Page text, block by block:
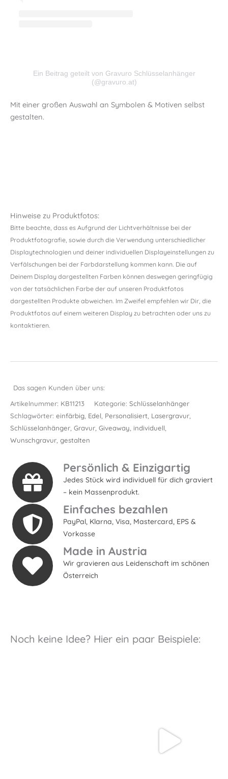
Ein Beitrag geteilt von Gravuro Schlüsselanhänger
(@gravuro.at)
Mit einer großen Auswahl an Symbolen & Motiven selbst
gestalten.
Hinweise zu Produktfotos:
Bitte beachte, dass es Aufgrund der Lichtverhältnisse bei der
Produktfotografie, sowie durch die Verwendung unterschiedlicher
Displaytechnologien und deiner individuellen Displayeinstellungen zu
Verfälschungen bei der Farbdarstellung kommen kann. Die auf
Deinem Display dargestellten Farben können deswegen geringfügig
von der tatsächlichen Farbe der auf unseren Produktfotos
dargestellten Produkte abweichen. Im Zweifel empfehlen wir Dir, die
Produktfotos auf einem weiteren Display zu betrachten oder uns zu
kontaktieren.
Das sagen Kunden über uns:
Artikelnummer: KB11213 Kategorie: Schlüsselanhänger
Schlagwörter: einfärbig Edel Personalisiert Lasergravur
Schlüsselanhänger Gravur Giveaway individuell
Wunschgravur gestalten
Persönlich & Einzigartig
Jedes Stück wird individuell für dich graviert
– kein Massenprodukt.
Einfaches bezahlen
PayPal, Klarna, Visa, Mastercard, EPS &
Vorkasse
Made in Austria
Wir gravieren aus Leidenschaft im schönen
Österreich
Noch keine Idee? Hier ein paar Beispiele: